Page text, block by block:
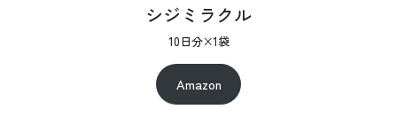
シジミラクル
10日分×1袋
Amazon